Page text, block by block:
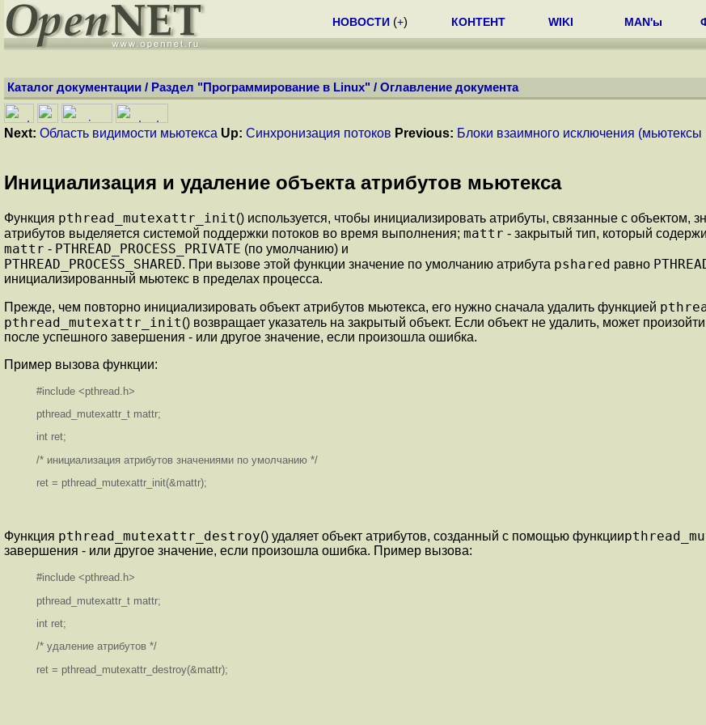
НОВОСТИ (+) КОНТЕНТ WIKI MAN'ы
Каталог документации / Раздел "Программирование в Linux" / Оглавление документа
Next: Область видимости мьютекса Up: Синхронизация потоков Previous: Блоки взаимного исключения (мьютексы
Инициализация и удаление объекта атрибутов мьютекса
Функция pthread_mutexattr_init() используется, чтобы инициализировать атрибуты, связанные с
атрибутов выделяется системой поддержки потоков во время выполнения; mattr - закрытый тип, который
mattr - PTHREAD_PROCESS_PRIVATE (по умолчанию) и
PTHREAD_PROCESS_SHARED. При вызове этой функции значение по умолчанию атрибута pshared равно
инициализированный мьютекс в пределах процесса.
Прежде, чем повторно инициализировать объект атрибутов мьютекса, его нужно сначала удалить функцией
pthread_mutexattr_init() возвращает указатель на закрытый объект. Если объект не удалить, может
после успешного завершения - или другое значение, если произошла ошибка.
Пример вызова функции:
#include <pthread.h>
pthread_mutexattr_t mattr;
int ret;
/* инициализация атрибутов значениями по умолчанию */
ret = pthread_mutexattr_init(&mattr);
Функция pthread_mutexattr_destroy() удаляет объект атрибутов, созданный с помощью функции
завершения - или другое значение, если произошла ошибка. Пример вызова:
#include <pthread.h>
pthread_mutexattr_t mattr;
int ret;
/* удаление атрибутов */
ret = pthread_mutexattr_destroy(&mattr);